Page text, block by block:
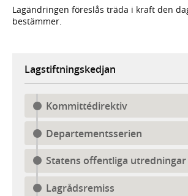
Lagändringen föreslås träda i kraft den
bestämmer.
Lagstiftningskedjan
Kommittédirektiv
Departementsserien
Statens offentliga utredningar
Lagrådsremiss